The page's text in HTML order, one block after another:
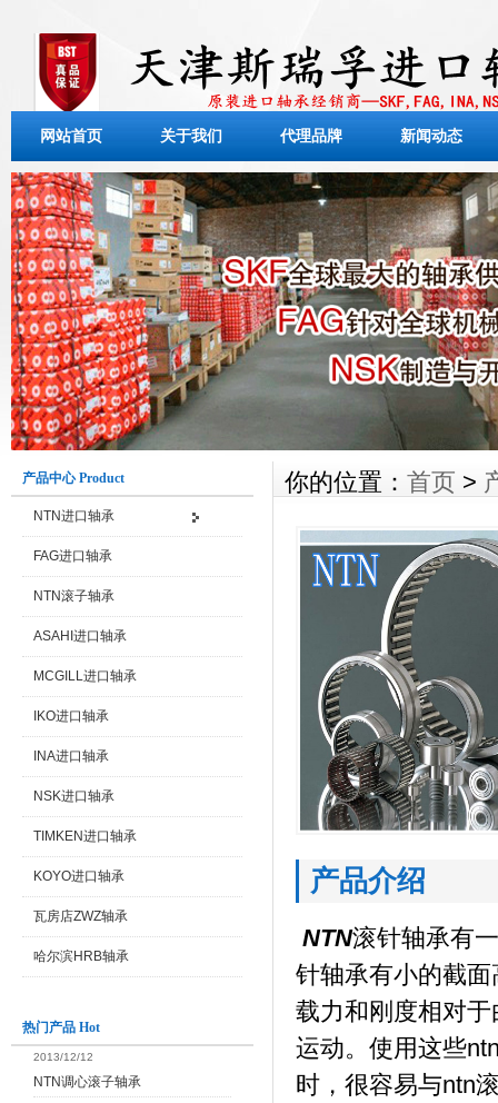
网站首页 关于我们 代理品牌 新闻动态
产品中心 Product
NTN进口轴承
FAG进口轴承
NTN滚子轴承
ASAHI进口轴承
MCGILL进口轴承
IKO进口轴承
INA进口轴承
NSK进口轴承
TIMKEN进口轴承
KOYO进口轴承
瓦房店ZWZ轴承
哈尔滨HRB轴承
热门产品 Hot
2013/12/12
NTN调心滚子轴承
你的位置： 首页 >
产品介绍
NTN滚针轴承有
针轴承有小的截
载力和刚度相对
运动。使用这些
时，很容易与ntn